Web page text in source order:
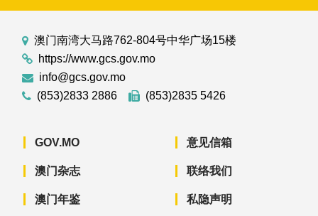
澳门南湾大马路762-804号中华广场15楼
https://www.gcs.gov.mo
info@gcs.gov.mo
(853)2833 2886
(853)2835 5426
GOV.MO
澳门杂志
澳门年鉴
意见信箱
联络我们
私隐声明